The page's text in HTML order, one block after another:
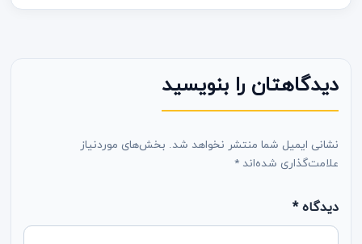
دیدگاهتان را بنویسید
نشانی ایمیل شما منتشر نخواهد شد. بخش‌های موردنیاز
علامت‌گذاری شده‌اند*
دیدگاه*